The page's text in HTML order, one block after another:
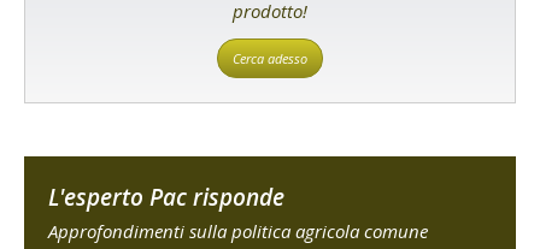
prodotto!
Cerca adesso
L'esperto Pac risponde
Approfondimenti sulla politica agricola comune